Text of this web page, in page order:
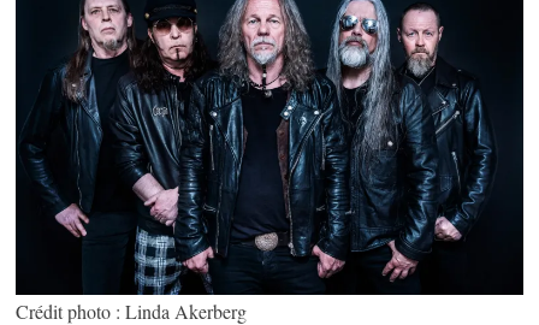
Crédit photo : Linda Akerberg